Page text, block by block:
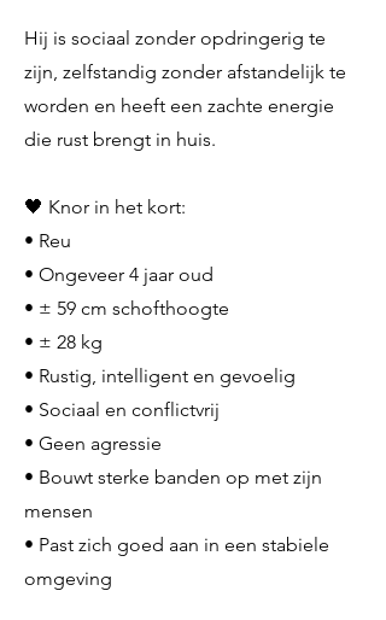
Hij is sociaal zonder opdringerig te
zijn, zelfstandig zonder afstandelijk te
worden en heeft een zachte energie
die rust brengt in huis.
🖤 Knor in het kort:
• Reu
• Ongeveer 4 jaar oud
• ± 59 cm schofthoogte
• ± 28 kg
• Rustig, intelligent en gevoelig
• Sociaal en conflictvrij
• Geen agressie
• Bouwt sterke banden op met zijn
mensen
• Past zich goed aan in een stabiele
omgeving